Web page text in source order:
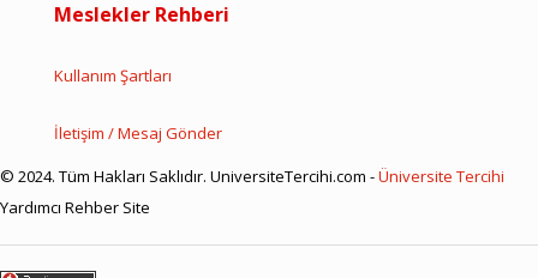
Meslekler Rehberi
Kullanım Şartları
İletişim / Mesaj Gönder
© 2024. Tüm Hakları Saklıdır. UniversiteTercihi.com -Üniversite Tercihi
Yardımcı Rehber Site